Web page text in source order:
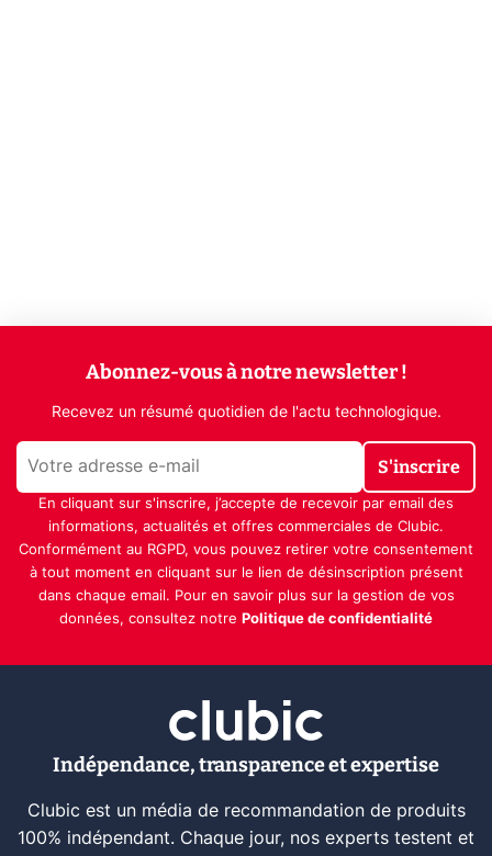
Abonnez-vous à notre newsletter !
Recevez un résumé quotidien de l'actu technologique.
S'inscrire
En cliquant sur s'inscrire, j’accepte de recevoir par email des
informations, actualités et offres commerciales de Clubic.
Conformément au RGPD, vous pouvez retirer votre consentement
à tout moment en cliquant sur le lien de désinscription présent
dans chaque email. Pour en savoir plus sur la gestion de vos
données, consultez notre Politique de confidentialité
Indépendance, transparence et expertise
Clubic est un média de recommandation de produits
100% indépendant. Chaque jour, nos experts testent et